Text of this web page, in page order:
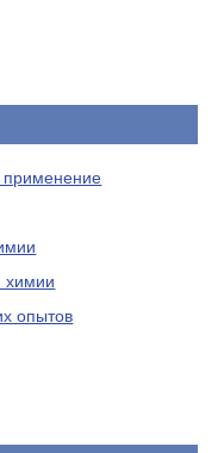
применение
химии
опытов